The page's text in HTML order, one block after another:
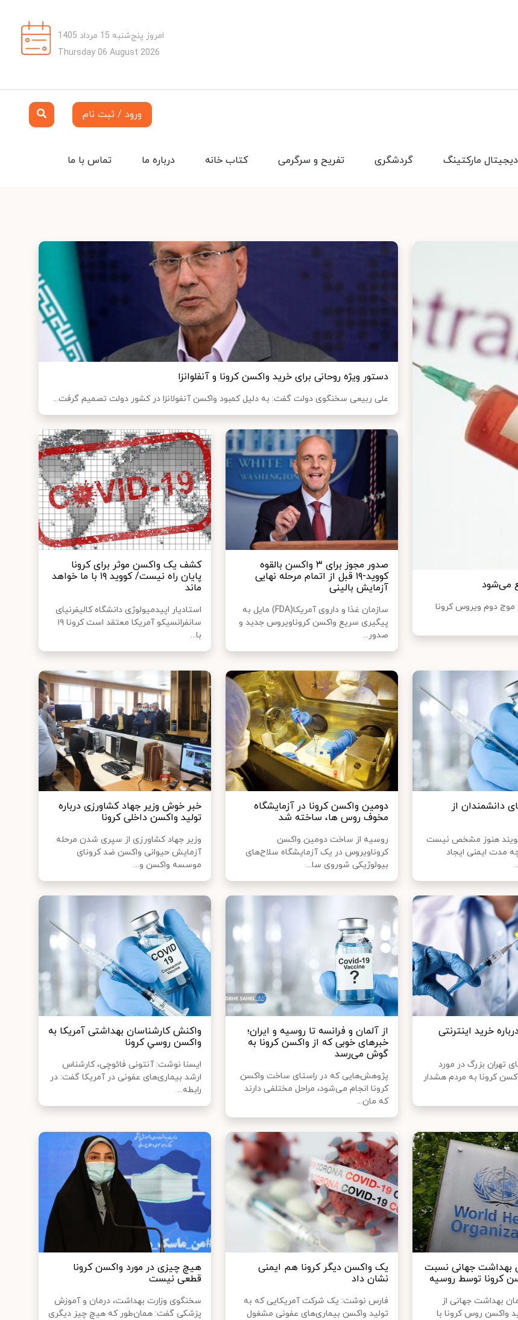
امروز پنج‌شنبه 15 مرداد 1405
Thursday 06 August 2026
ورود / ثبت نام
تماس با ما درباره ما کتاب خانه تفریح و سرگرمی گردشگری دیجیتال مارکتینگ
می‌شود
موج دوم ویروس کرونا
دستور ویژه روحانی برای خرید واکسن کرونا و آنفلوانزا
علی ربیعی سخنگوی دولت گفت: به دلیل کمبود واکسن آنفولانزا در کشور دولت تصمیم گرفت...
صدور مجوز برای ۳ واکسن بالقوه
کووید-۱۹ قبل از اتمام مرحله نهایی
آزمایش بالینی
سازمان غذا و داروی آمریکا(FDA) مایل به
پیگیری سریع واکسن کروناویروس جدید و
صدور...
کشف یک واکسن موثر برای کرونا
پایان راه نیست/ کووید ۱۹ با ما خواهد
ماند
استادیار اپیدمیولوژی دانشگاه کالیفرنیای
سانفرانسیکو آمریکا معتقد است کرونا ۱۹
با...
دانشمندان از
هنوز مشخص نیست
مدت ایمنی ایجاد
دومین واکسن کرونا در آزمایشگاه
مخوف روس‌ ها، ساخته شد
روسیه از ساخت دومین واکسن
کروناویروس در یک آزمایشگاه سلاح‌های
بیولوژیکی شوروی سا...
خبر خوش وزیر جهاد کشاورزی درباره
تولید واکسن داخلی کرونا
وزیر جهاد کشاورزی از سپری شدن مرحله
آزمایش حیوانی واکسن ضد کرونای
موسسه واکسن و...
خرید اینترنتی
تهران بزرگ در مورد
کرونا به مردم هشدار
از آلمان و فرانسه تا روسیه و ایران؛
خبرهای خوبی که از واکسن کرونا به
گوش می‌رسد
پژوهش‌هایی که در راستای ساخت واکسن
کرونا انجام می‌شود، مراحل مختلفی دارند
که مان...
واکنش کارشناسان بهداشتی آمریکا به
واکسن روسیِ کرونا
ایسنا نوشت: آنتونی فائوچی، کارشناس
ارشد بیماری‌های عفونی در آمریکا گفت: در
رابطه...
بهداشت جهانی نسبت
کرونا توسط روسیه
بهداشت جهانی از
واکسن روس کرونا با
یک واکسن دیگر کرونا هم ایمنی
نشان داد
فارس نوشت: یک شرکت آمریکایی که به
تولید واکسن‌ بیماری‌های عفونی مشغول
هیچ چیزی در مورد واکسن کرونا
قطعی نیست
سخنگوی وزارت بهداشت، درمان و آموزش
پزشکی گفت: همان‌طور که هیچ چیز دیگری